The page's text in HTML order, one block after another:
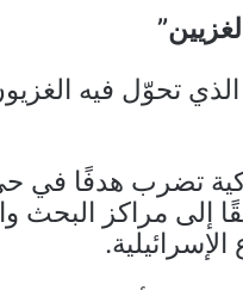
تحوّل فيه
تضرب هدفًا في
إلى مراكز البحث